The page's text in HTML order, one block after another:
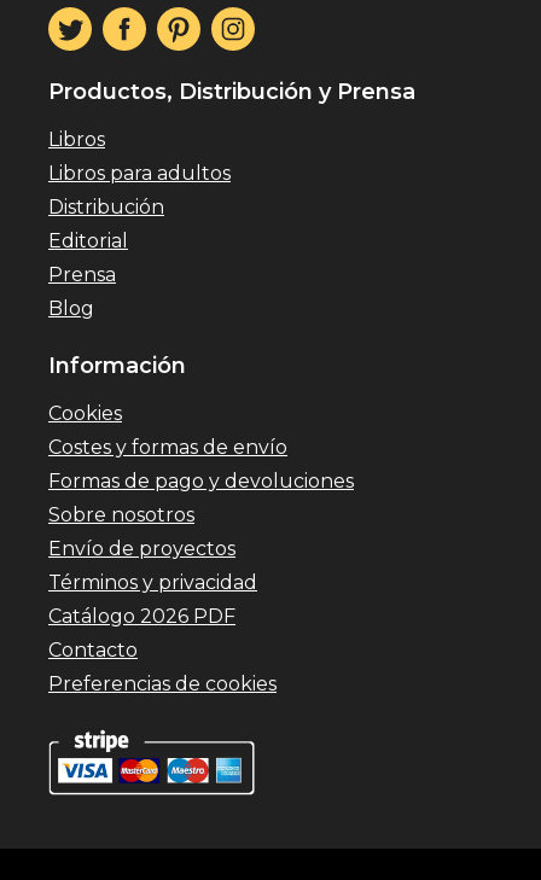
Productos, Distribución y Prensa
Libros
Libros para adultos
Distribución
Editorial
Prensa
Blog
Información
Cookies
Costes y formas de envío
Formas de pago y devoluciones
Sobre nosotros
Envío de proyectos
Términos y privacidad
Catálogo 2026 PDF
Contacto
Preferencias de cookies